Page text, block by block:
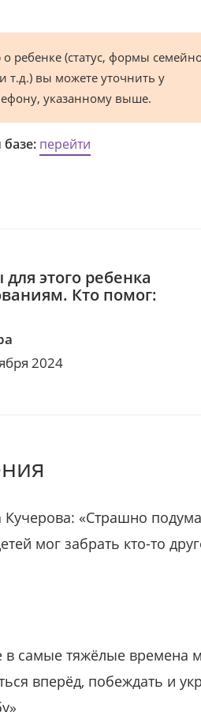
(статус, формы
т.д.) вы можете уточнить у
указанному выше.
перейти
этого ребенка
Кто помог:
2024
Кучерова: «Страшно
мог забрать кто-то
в самые тяжёлые времена
вперёд, побеждать и